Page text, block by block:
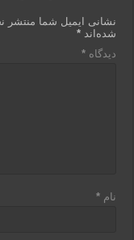
نشانی ایمیل شما منتشر
شده‌اند*
دیدگاه*
نام*